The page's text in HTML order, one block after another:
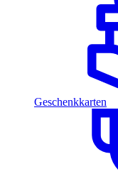
Geschenkkarten